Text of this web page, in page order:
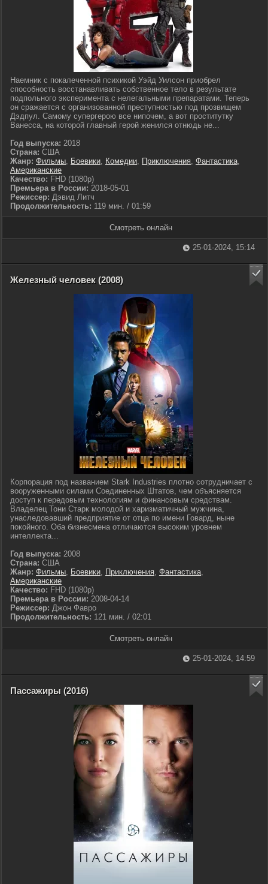
Наемник с покалеченной психикой Уэйд Уилсон приобрел
способность восстанавливать собственное тело в результате
подпольного эксперимента с нелегальными препаратами. Теперь
он сражается с организованной преступностью под прозвищем
Дэдпул. Самому супергерою все нипочем, а вот проститутку
Ванесса, на которой главный герой женился отнюдь не...
Год выпуска: 2018
Страна: США
Жанр: Фильмы, Боевики, Комедии, Приключения, Фантастика,
Американские
Качество: FHD (1080p)
Премьера в России: 2018-05-01
Режиссер: Дэвид Литч
Продолжительность: 119 мин. / 01:59
Смотреть онлайн
25-01-2024, 15:14
Железный человек (2008)
Корпорация под названием Stark Industries плотно сотрудничает с
вооруженными силами Соединенных Штатов, чем объясняется
доступ к передовым технологиям и финансовым средствам.
Владелец Тони Старк молодой и харизматичный мужчина,
унаследовавший предприятие от отца по имени Говард, ныне
покойного. Оба бизнесмена отличаются высоким уровнем
интеллекта...
Год выпуска: 2008
Страна: США
Жанр: Фильмы, Боевики, Приключения, Фантастика,
Американские
Качество: FHD (1080p)
Премьера в России: 2008-04-14
Режиссер: Джон Фавро
Продолжительность: 121 мин. / 02:01
Смотреть онлайн
25-01-2024, 14:59
Пассажиры (2016)